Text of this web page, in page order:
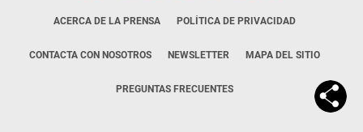
ACERCA DE LA PRENSA POLÍTICA DE PRIVACIDAD
CONTACTA CON NOSOTROS NEWSLETTER MAPA DEL SITIO
PREGUNTAS FRECUENTES